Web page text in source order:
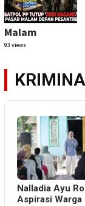
Malam
93 views
Nalladia Ayu
Aspirasi Warga